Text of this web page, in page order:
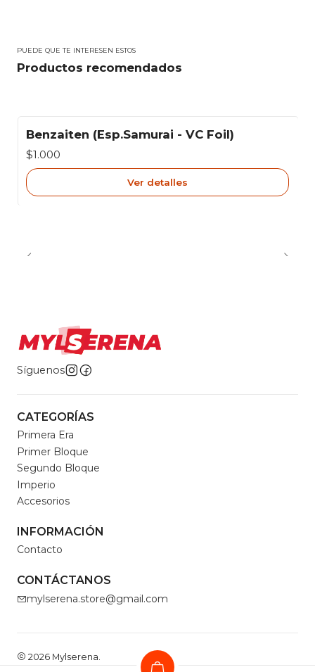
PUEDE QUE TE INTERESEN ESTOS
Productos recomendados
Agotado
Benzaiten (Esp.Samurai - VC Foil)
$1.000
Ver detalles
Síguenos
CATEGORÍAS
Primera Era
Primer Bloque
Segundo Bloque
Imperio
Accesorios
INFORMACIÓN
Contacto
CONTÁCTANOS
mylserena.store@gmail.com
2026 Mylserena.